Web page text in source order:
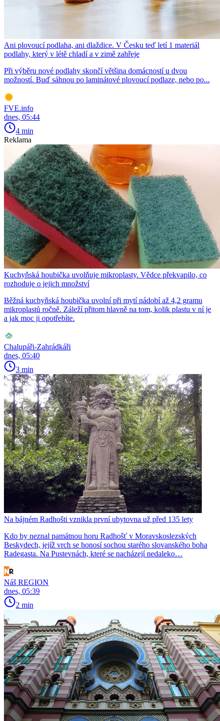
Ani plovoucí podlaha, ani dlaždice. V Česku teď letí 1 materiál
podlahy, který v létě chladí a v zimě zahřeje
Při výběru nové podlahy skončí většina domácností u dvou
možností. Buď sáhnou po laminátové plovoucí podlaze, nebo po...
FVE.info
dnes, 05:44
4 min
Reklama
Kuchyňská houbička uvolňuje mikroplasty. Vědce překvapilo, co
rozhoduje o jejich množství
Běžná kuchyňská houbička uvolní při mytí nádobí až 4,2 gramu
mikroplastů ročně. Záleží přitom hlavně na tom, kolik plastu v ní je
a jak moc ji opotřebíte.
Chalupáři-Zahrádkáři
dnes, 05:40
3 min
Na bájném Radhošti vznikla první ubytovna už před 135 lety
Kdo by neznal památnou horu Radhošť v Moravskoslezských
Beskydech, jejíž vrch se honosí sochou starého slovanského boha
Radegasta. Na Pustevnách, které se nacházejí nedaleko…
Náš REGION
dnes, 05:39
2 min